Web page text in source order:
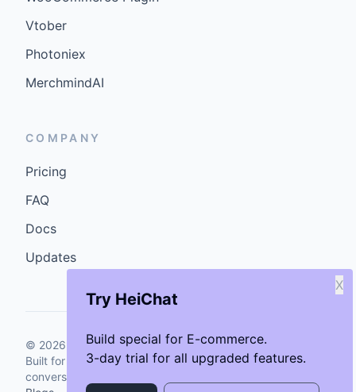
Try HeiChat
Build special for E-commerce.
3-day trial for all upgraded features.
X
Vtober
Photoniex
MerchmindAI
COMPANY
Pricing
FAQ
Docs
Updates
© 2026 GenCybers Inc. All rights reserved.
Built for storefronts that want faster answers and cleaner
conversions.